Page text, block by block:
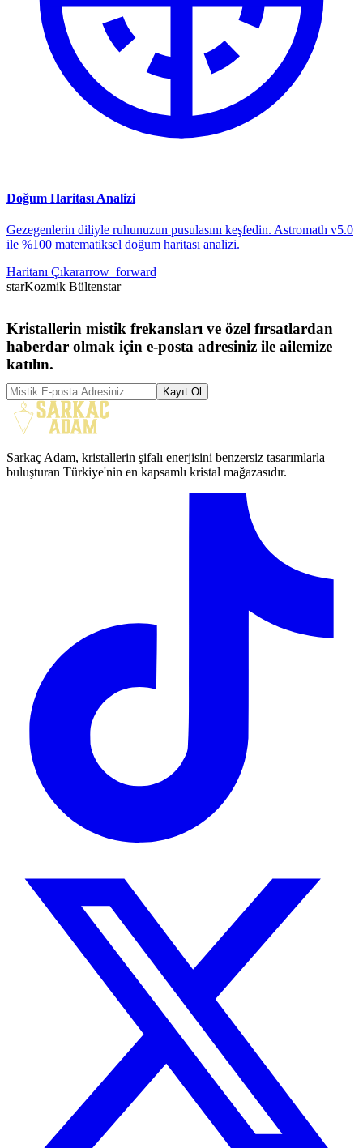
Doğum Haritası Analizi
Gezegenlerin diliyle ruhunuzun pusulasını keşfedin. Astromath v5.0
ile %100 matematiksel doğum haritası analizi.
Haritanı Çıkararrow_forward
starKozmik Bültenstar
Kristallerin mistik frekansları ve özel fırsatlardan
haberdar olmak için e-posta adresiniz ile ailemize
katılın.
Kayıt Ol
Sarkaç Adam, kristallerin şifalı enerjisini benzersiz tasarımlarla
buluşturan Türkiye'nin en kapsamlı kristal mağazasıdır.